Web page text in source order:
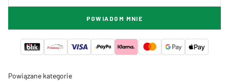
POWIADOM MNIE
Powiązane kategorie